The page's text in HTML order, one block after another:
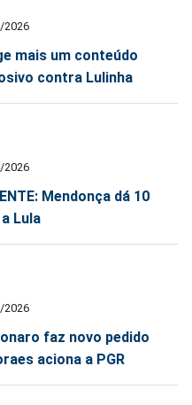
2026
mais um conteúdo
contra Lulinha
2026
Mendonça dá 10
Lula
2026
faz novo pedido
aciona a PGR